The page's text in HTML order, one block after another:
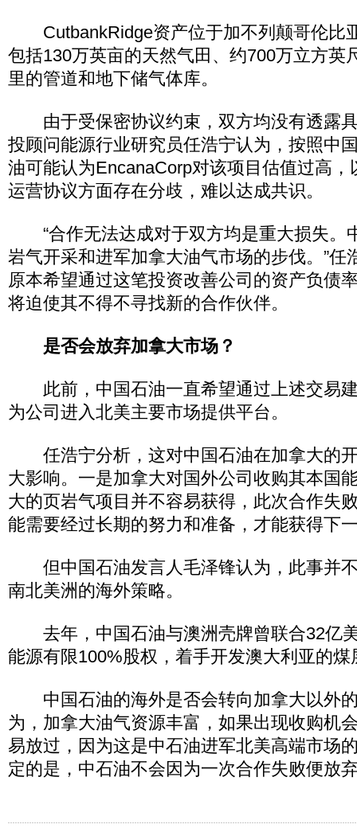
CutbankRidge资产位于加不列颠哥伦比
包括130万英亩的天然气田、约700万立方英
里的管道和地下储气体库。
由于受保密协议约束，双方均没有透露
投顾问能源行业研究员任浩宁认为，按照中
油可能认为EncanaCorp对该项目估值过高
运营协议方面存在分歧，难以达成共识。
“合作无法达成对于双方均是重大损失。
岩气开采和进军加拿大油气市场的步伐。”任
原本希望通过这笔投资改善公司的资产负债
将迫使其不得不寻找新的合作伙伴。
是否会放弃加拿大市场？
此前，中国石油一直希望通过上述交易
为公司进入北美主要市场提供平台。
任浩宁分析，这对中国石油在加拿大的
大影响。一是加拿大对国外公司收购其本国
大的页岩气项目并不容易获得，此次合作失
能需要经过长期的努力和准备，才能获得下
但中国石油发言人毛泽锋认为，此事并
南北美洲的海外策略。
去年，中国石油与澳洲壳牌曾联合32亿
能源有限100%股权，着手开发澳大利亚的煤
中国石油的海外是否会转向加拿大以外
为，加拿大油气资源丰富，如果出现收购机
易放过，因为这是中石油进军北美高端市场
定的是，中石油不会因为一次合作失败便放